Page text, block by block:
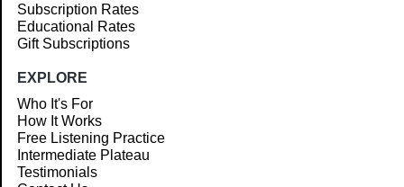
Subscription Rates
Educational Rates
Gift Subscriptions
EXPLORE
Who It's For
How It Works
Free Listening Practice
Intermediate Plateau
Testimonials